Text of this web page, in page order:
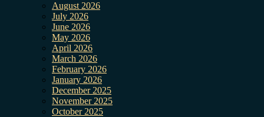
August 2026
July 2026
June 2026
May 2026
April 2026
March 2026
February 2026
January 2026
December 2025
November 2025
October 2025